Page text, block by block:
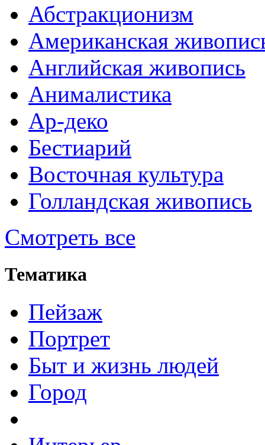
Абстракционизм
Американская
Английская живопись
Анималистика
Ар-деко
Бестиарий
Восточная культура
Голландская живопись
Смотреть все
Тематика
Пейзаж
Портрет
Быт и жизнь людей
Город